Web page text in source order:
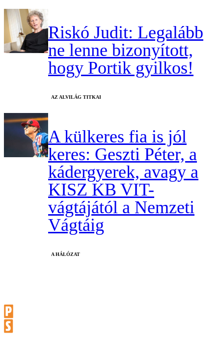
Riskó Judit: Legalább
ne lenne bizonyított,
hogy Portik gyilkos!
AZ ALVILÁG TITKAI
A külkeres fia is jól
keres: Geszti Péter, a
kádergyerek, avagy a
KISZ KB VIT-
vágtájától a Nemzeti
Vágtáig
A HÁLÓZAT